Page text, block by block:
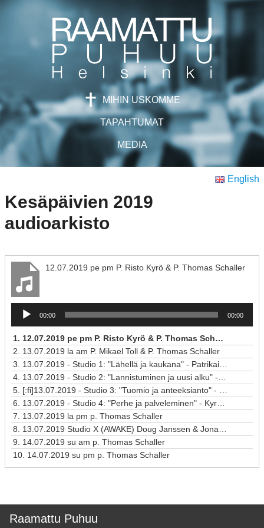
MIHIN USKOMME
TAPAHTUMAT
MEDIA
English
Kesäpäivien 2019
audioarkisto
12.07.2019 pe pm P. Risto Kyrö & P. Thomas Schaller
Äänitoistin
00:00 00:00
1. 12.07.2019 pe pm P. Risto Kyrö & P. Thomas Schaller
2. 13.07.2019 la am P. Mikael Toll & P. Thomas Schaller
3. 13.07.2019 - Studio 1: "Lähellä ja kaukana" - Patrikainen, Holopainen, Kraama
4. 13.07.2019 - Studio 2: "Lannistuminen ja uusi alku" - Reini, Cederberg, Huovinen
5. [:fi]13.07.2019 - Studio 3: "Tuomio ja anteeksianto" - Sirviö[:en]Tuomio ja anteeksianto[:]
6. 13.07.2019 - Studio 4: "Perhe ja palveleminen" - Kyrö, Janssen, Niukkanen
7. 13.07.2019 la pm p. Thomas Schaller
8. 13.07.2019 Studio X (AWAKE) Doug Janssen & Jonathan Magnusson
9. 14.07.2019 su am p. Thomas Schaller
10. 14.07.2019 su pm p. Thomas Schaller
Raamattu Puhuu